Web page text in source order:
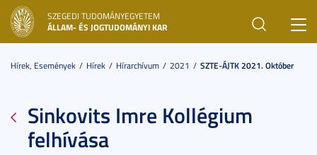
SZEGEDI TUDOMÁNYEGYETEM
ÁLLAM- ÉS JOGTUDOMÁNYI KAR
Hírek, Események Hírek Hírarchívum 2021 SZTE-ÁJTK 2021. Október
Sinkovits Imre Kollégium
felhívása